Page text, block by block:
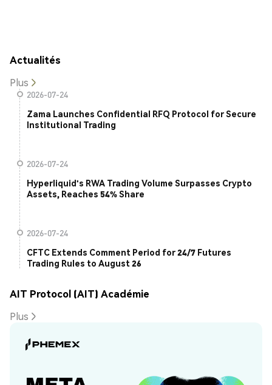
Actualités
Plus
2026-07-24
Zama Launches Confidential RFQ Protocol for Secure
Institutional Trading
2026-07-24
Hyperliquid's RWA Trading Volume Surpasses Crypto
Assets, Reaches 54% Share
2026-07-24
CFTC Extends Comment Period for 24/7 Futures
Trading Rules to August 26
AIT Protocol (AIT) Académie
Plus